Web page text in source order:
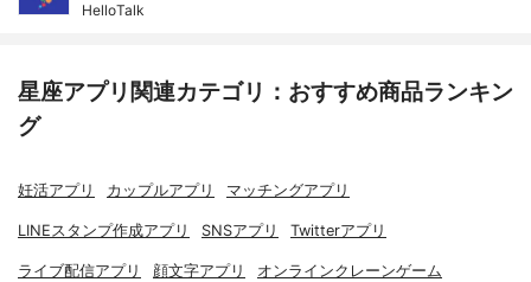
HelloTalk
星座アプリ関連カテゴリ：おすすめ商品ランキン
グ
妊活アプリ カップルアプリ マッチングアプリ
LINEスタンプ作成アプリ SNSアプリ Twitterアプリ
ライブ配信アプリ 顔文字アプリ オンラインクレーンゲーム